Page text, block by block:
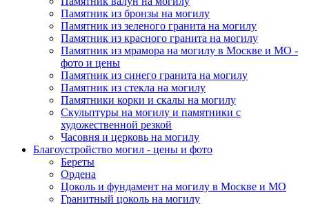
Памятник из бронзы на могилу
Памятник из зеленого гранита на могилу
Памятник из красного гранита на могилу
Памятник из мрамора на могилу в Москве и МО -
фото и цены
Памятник из синего гранита на могилу
Памятник из стекла на могилу
Памятники корки и скалы на могилу
Скульптуры на могилу и памятники с
художественной резкой
Часовня и церковь на могилу
Благоустройство могил - цены и фото
Береты
Ордена
Цоколь и фундамент на могилу в Москве и МО
Гранитный цоколь на могилу